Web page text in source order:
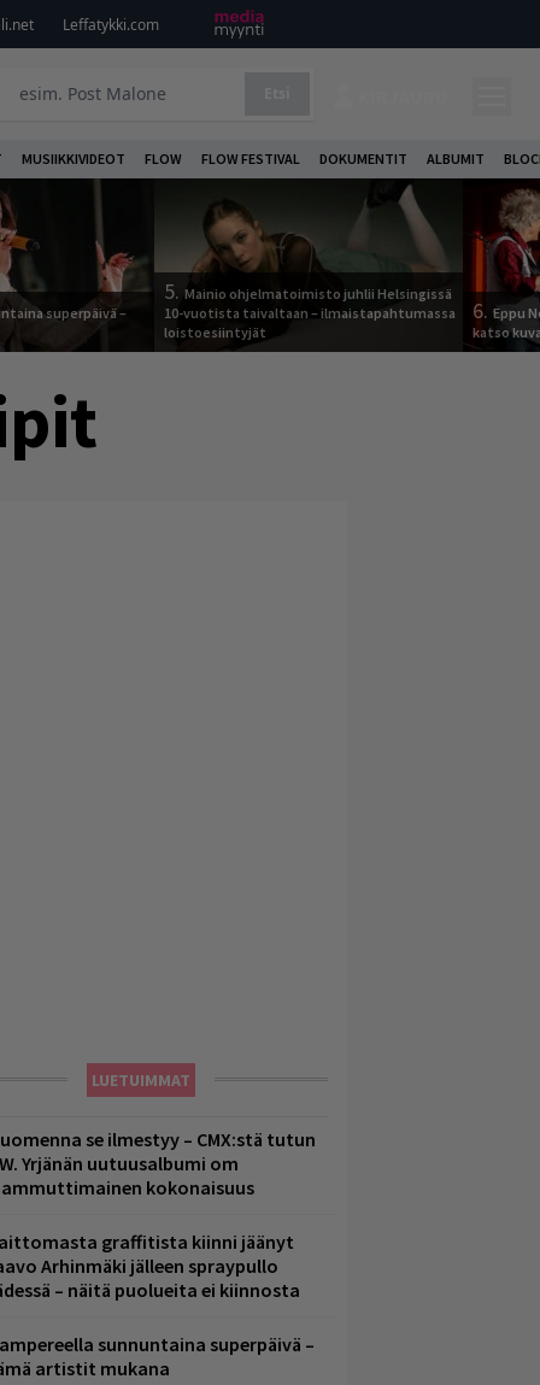
Leffatykki.com
MUSIIKKIVIDEOT FLOW FLOW FESTIVAL DOKUMENTIT ALBUMIT
superpäivä –
5. Mainio ohjelmatoimisto juhlii Helsingissä
10-vuotista taivaltaan – ilmaistapahtumassa
loistoesiintyjät
6. Eppu
katso
LUETUIMMAT
se ilmestyy – CMX:stä tutun
Yrjänän uutuusalbumi om
kokonaisuus
graffitista kiinni jäänyt
Arhinmäki jälleen spraypullo
– näitä puolueita ei kiinnosta
sunnuntaina superpäivä –
artistit mukana